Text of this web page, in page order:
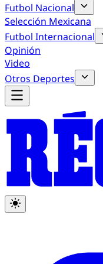
Futbol Nacional
Selección Mexicana
Futbol Internacional
Opinión
Video
Otros Deportes